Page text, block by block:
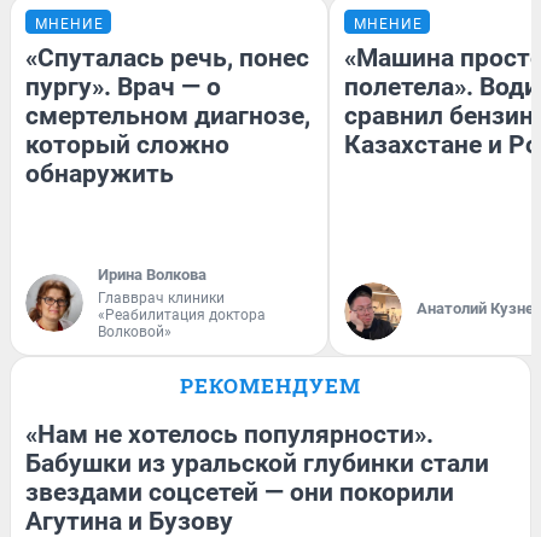
МНЕНИЕ
«Спуталась речь, понес
пургу». Врач — о
смертельном диагнозе,
который сложно
обнаружить
Ирина Волкова
Главврач клиники
«Реабилитация доктора
Волковой»
МНЕНИЕ
«Машина
полетела».
сравнил бензин
Казахстане и
Анатолий
РЕКОМЕНДУЕМ
«Нам не хотелось популярности».
Бабушки из уральской глубинки стали
звездами соцсетей — они покорили
Агутина и Бузову